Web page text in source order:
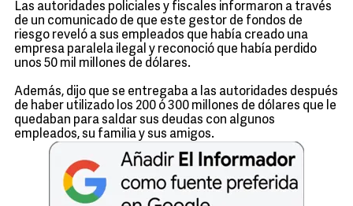
Las autoridades policiales y fiscales informaron a través
de un comunicado de que este gestor de fondos de
riesgo reveló a sus empleados que había creado una
empresa paralela ilegal y reconoció que había perdido
unos 50 mil millones de dólares.
Además, dijo que se entregaba a las autoridades después
de haber utilizado los 200 ó 300 millones de dólares que le
quedaban para saldar sus deudas con algunos
empleados, su familia y sus amigos.